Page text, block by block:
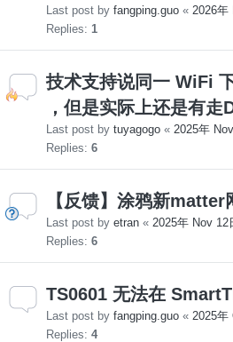
Last post by fangping.guo « 2026年
Replies: 1
技术支持说同一 WiFi
，但是实际上还是有走
Last post by tuyagogo « 2025年
Replies: 6
【反馈】涂鸦新
Last post by etran « 2025年 Nov 12
Replies: 6
TS0601 无法在
Last post by fangping.guo « 2025年
Replies: 4